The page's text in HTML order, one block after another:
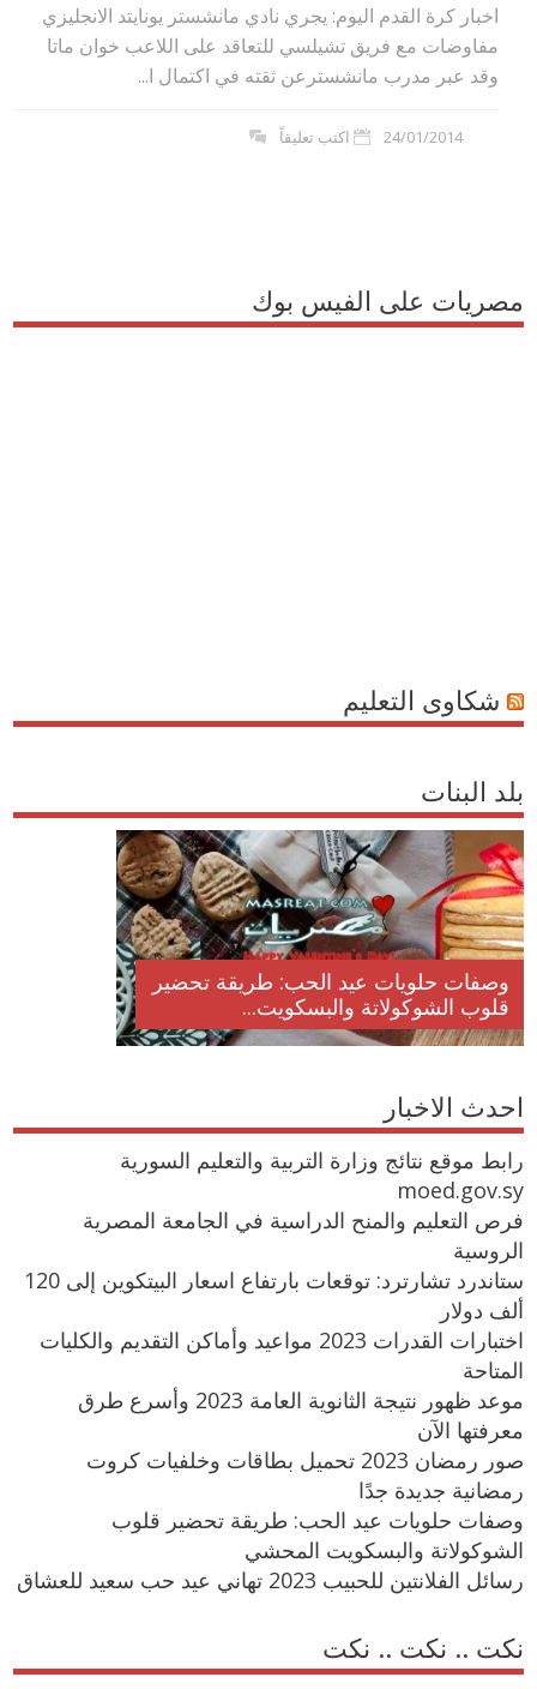
اخبار كرة القدم اليوم: يجري نادي مانشستر يونايتد الانجليزي
مفاوضات مع فريق تشيلسي للتعاقد على اللاعب خوان ماتا
وقد عبر مدرب مانشسترعن ثقته في اكتمال ا...
24/01/2014 اكتب تعليقاً
مصريات على الفيس بوك
شكاوى التعليم
بلد البنات
وصفات حلويات عيد الحب: طريقة تحضير
قلوب الشوكولاتة والبسكويت...
احدث الاخبار
رابط موقع نتائج وزارة التربية والتعليم السورية
moed.gov.sy
فرص التعليم والمنح الدراسية في الجامعة المصرية
الروسية
ستاندرد تشارترد: توقعات بارتفاع اسعار البيتكوين إلى 120
ألف دولار
اختبارات القدرات 2023 مواعيد وأماكن التقديم والكليات
المتاحة
موعد ظهور نتيجة الثانوية العامة 2023 وأسرع طرق
معرفتها الآن
صور رمضان 2023 تحميل بطاقات وخلفيات كروت
رمضانية جديدة جدًا
وصفات حلويات عيد الحب: طريقة تحضير قلوب
الشوكولاتة والبسكويت المحشي
رسائل الفلانتين للحبيب 2023 تهاني عيد حب سعيد للعشاق
نكت .. نكت .. نكت